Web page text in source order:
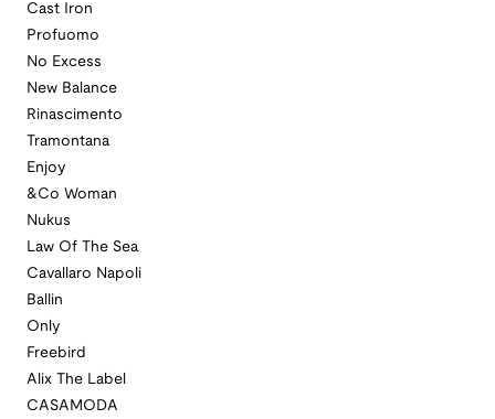
Cast Iron
Profuomo
No Excess
New Balance
Rinascimento
Tramontana
Enjoy
&Co Woman
Nukus
Law Of The Sea
Cavallaro Napoli
Ballin
Only
Freebird
Alix The Label
CASAMODA